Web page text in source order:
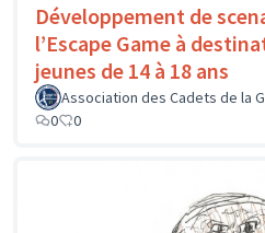
Développement de
l’Escape Game à
jeunes de 14 à 18 ans
Association des Cadets de la
0
0